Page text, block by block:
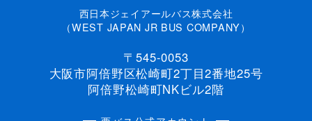
西日本ジェイアールバス株式会社
（WEST JAPAN JR BUS COMPANY）
〒545-0053
大阪市阿倍野区松崎町2丁目2番地25号
阿倍野松崎町NKビル2階